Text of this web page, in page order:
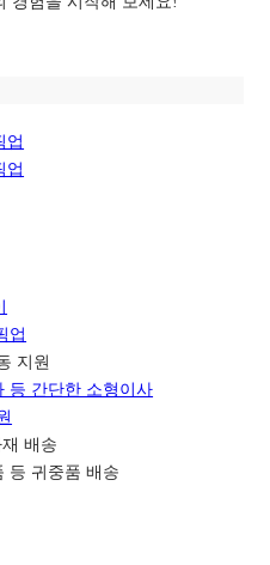
업
업
업
지원
등 간단한 소형이사
배송
등 귀중품 배송